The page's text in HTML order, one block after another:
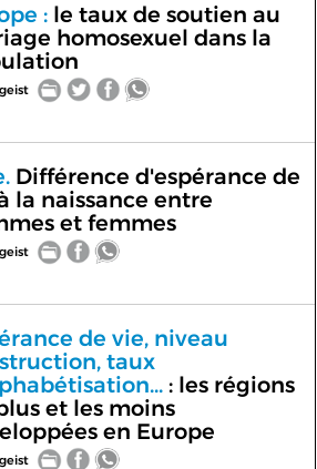
:le taux de soutien au
homosexuel dans la
Différence d'espérance de
la naissance entre
et femmes
de vie, niveau
taux
: les régions
et les moins
en Europe